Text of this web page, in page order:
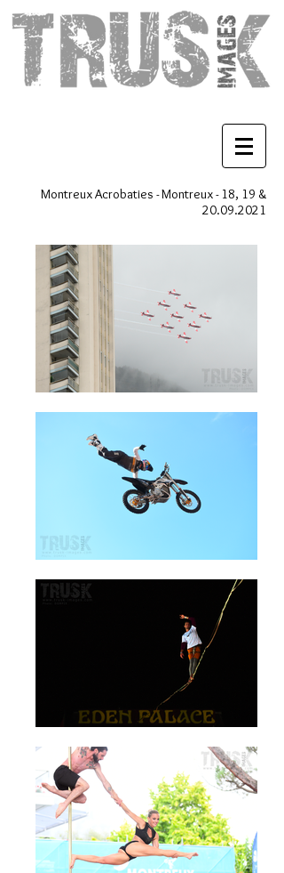
Montreux Acrobaties - Montreux - 18, 19 &
20.09.2021